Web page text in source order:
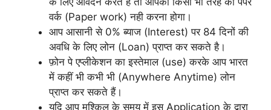
वर्क (Paper work) नही करना होगा।
आप आसानी से 0% ब्याज (Interest) पर 84 दिनों की
अवधि के लिए लोन (Loan) प्राप्त कर सकते है।
फ़ोन पे एप्लीकेशन का इस्तेमाल (use) करके आप भारत
में कहीं भी कभी भी (Anywhere Anytime) लोन
प्राप्त कर सकते हैं।
यदि आप मुश्किल के समय में इस Application के द्वारा